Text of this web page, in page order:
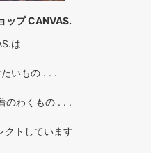
ップ CANVAS.
は
いもの . . .
のわくもの . . .
クトしています